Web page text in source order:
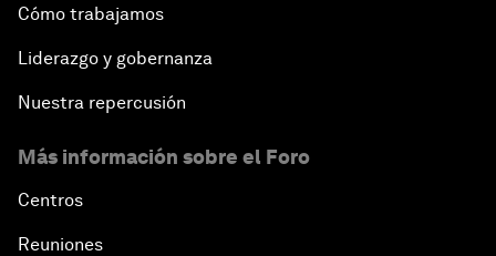
Cómo trabajamos
Liderazgo y gobernanza
Nuestra repercusión
Más información sobre el Foro
Centros
Reuniones